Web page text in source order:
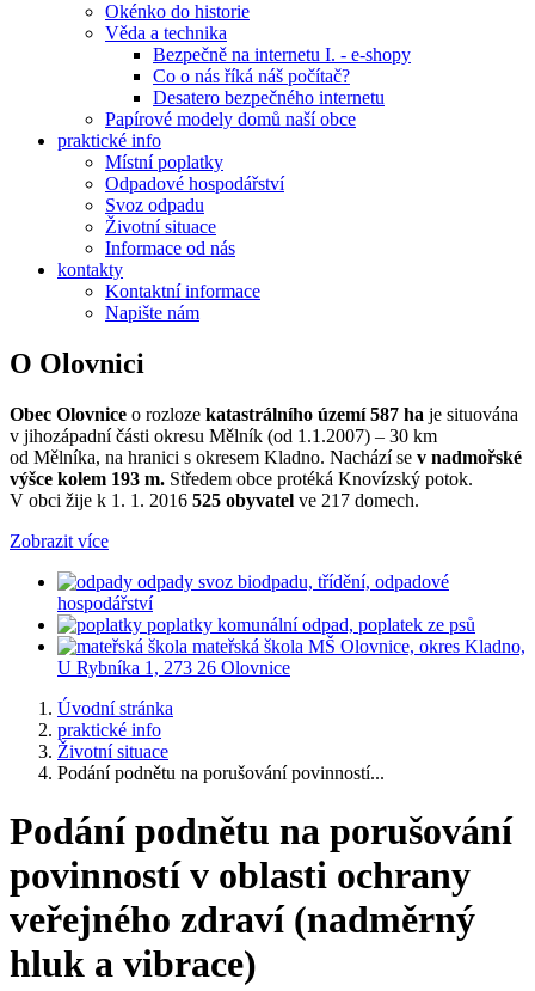
Okénko do historie
Věda a technika
Bezpečně na internetu I. - e-shopy
Co o nás říká náš počítač?
Desatero bezpečného internetu
Papírové modely domů naší obce
praktické info
Místní poplatky
Odpadové hospodářství
Svoz odpadu
Životní situace
Informace od nás
kontakty
Kontaktní informace
Napište nám
O Olovnici
Obec Olovnice o rozloze katastrálního území 587 ha je situována
v jihozápadní části okresu Mělník (od 1.1.2007) – 30 km
od Mělníka, na hranici s okresem Kladno. Nachází se v nadmořské
výšce kolem 193 m. Středem obce protéká Knovízský potok.
V obci žije k 1. 1. 2016 525 obyvatel ve 217 domech.
Zobrazit více
odpady svoz biodpadu, třídění, odpadové
hospodářství
poplatky komunální odpad, poplatek ze psů
mateřská škola MŠ Olovnice, okres Kladno,
U Rybníka 1, 273 26 Olovnice
Úvodní stránka
praktické info
Životní situace
Podání podnětu na porušování povinností...
Podání podnětu na porušování
povinností v oblasti ochrany
veřejného zdraví (nadměrný
hluk a vibrace)